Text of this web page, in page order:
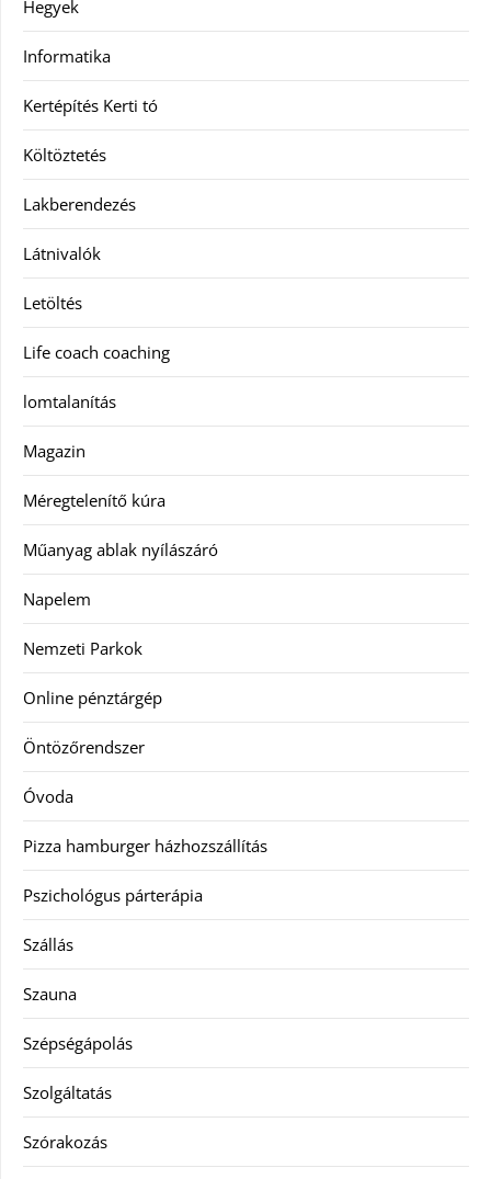
Hegyek
Informatika
Kertépítés Kerti tó
Költöztetés
Lakberendezés
Látnivalók
Letöltés
Life coach coaching
lomtalanítás
Magazin
Méregtelenítő kúra
Műanyag ablak nyílászáró
Napelem
Nemzeti Parkok
Online pénztárgép
Öntözőrendszer
Óvoda
Pizza hamburger házhozszállítás
Pszichológus párterápia
Szállás
Szauna
Szépségápolás
Szolgáltatás
Szórakozás